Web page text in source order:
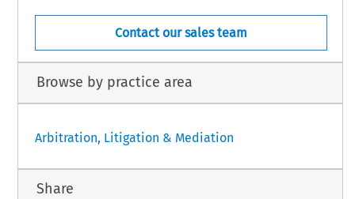
Contact our sales team
Browse by practice area
Arbitration, Litigation & Mediation
Share